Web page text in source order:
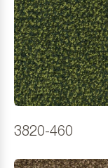
3820-460